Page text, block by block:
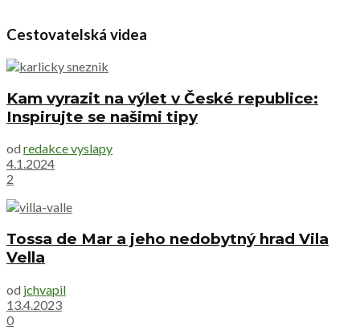
Cestovatelská videa
Kam vyrazit na výlet v České republice:
Inspirujte se našimi tipy
od redakce vyslapy
4.1.2024
2
Tossa de Mar a jeho nedobytný hrad Vila
Vella
od jchvapil
13.4.2023
0